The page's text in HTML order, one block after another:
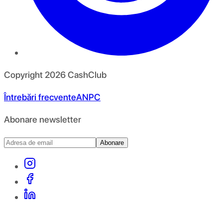
Copyright 2026CashClub
Întrebări frecventeANPC
Abonare newsletter
Abonare